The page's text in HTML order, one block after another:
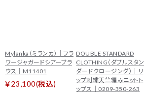
Mylanka（ミランカ）｜フラ
ワージャガードシアーブラ
ウス｜M11401
￥23,100(税込)
DOUBLE STANDARD
CLOTHING（ダブルスタン
ダードクロージング）｜リ
ップ刺繍天竺編みニットト
ップス｜0209-350-263